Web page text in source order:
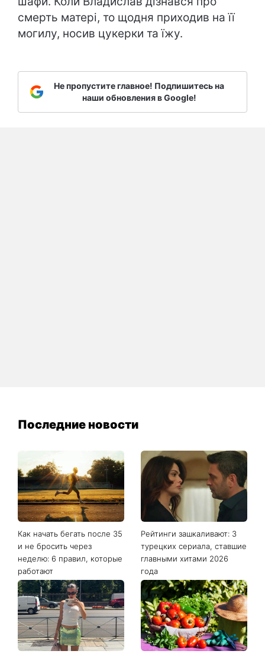
смерть матері, то щодня приходив на її
могилу, носив цукерки та їжу.
Не пропустите главное! Подпишитесь на
наши обновления в Google!
Последние новости
Как начать бегать после 35
и не бросить через
неделю: 6 правил, которые
работают
Рейтинги зашкаливают: 3
турецких сериала, ставшие
главными хитами 2026
года